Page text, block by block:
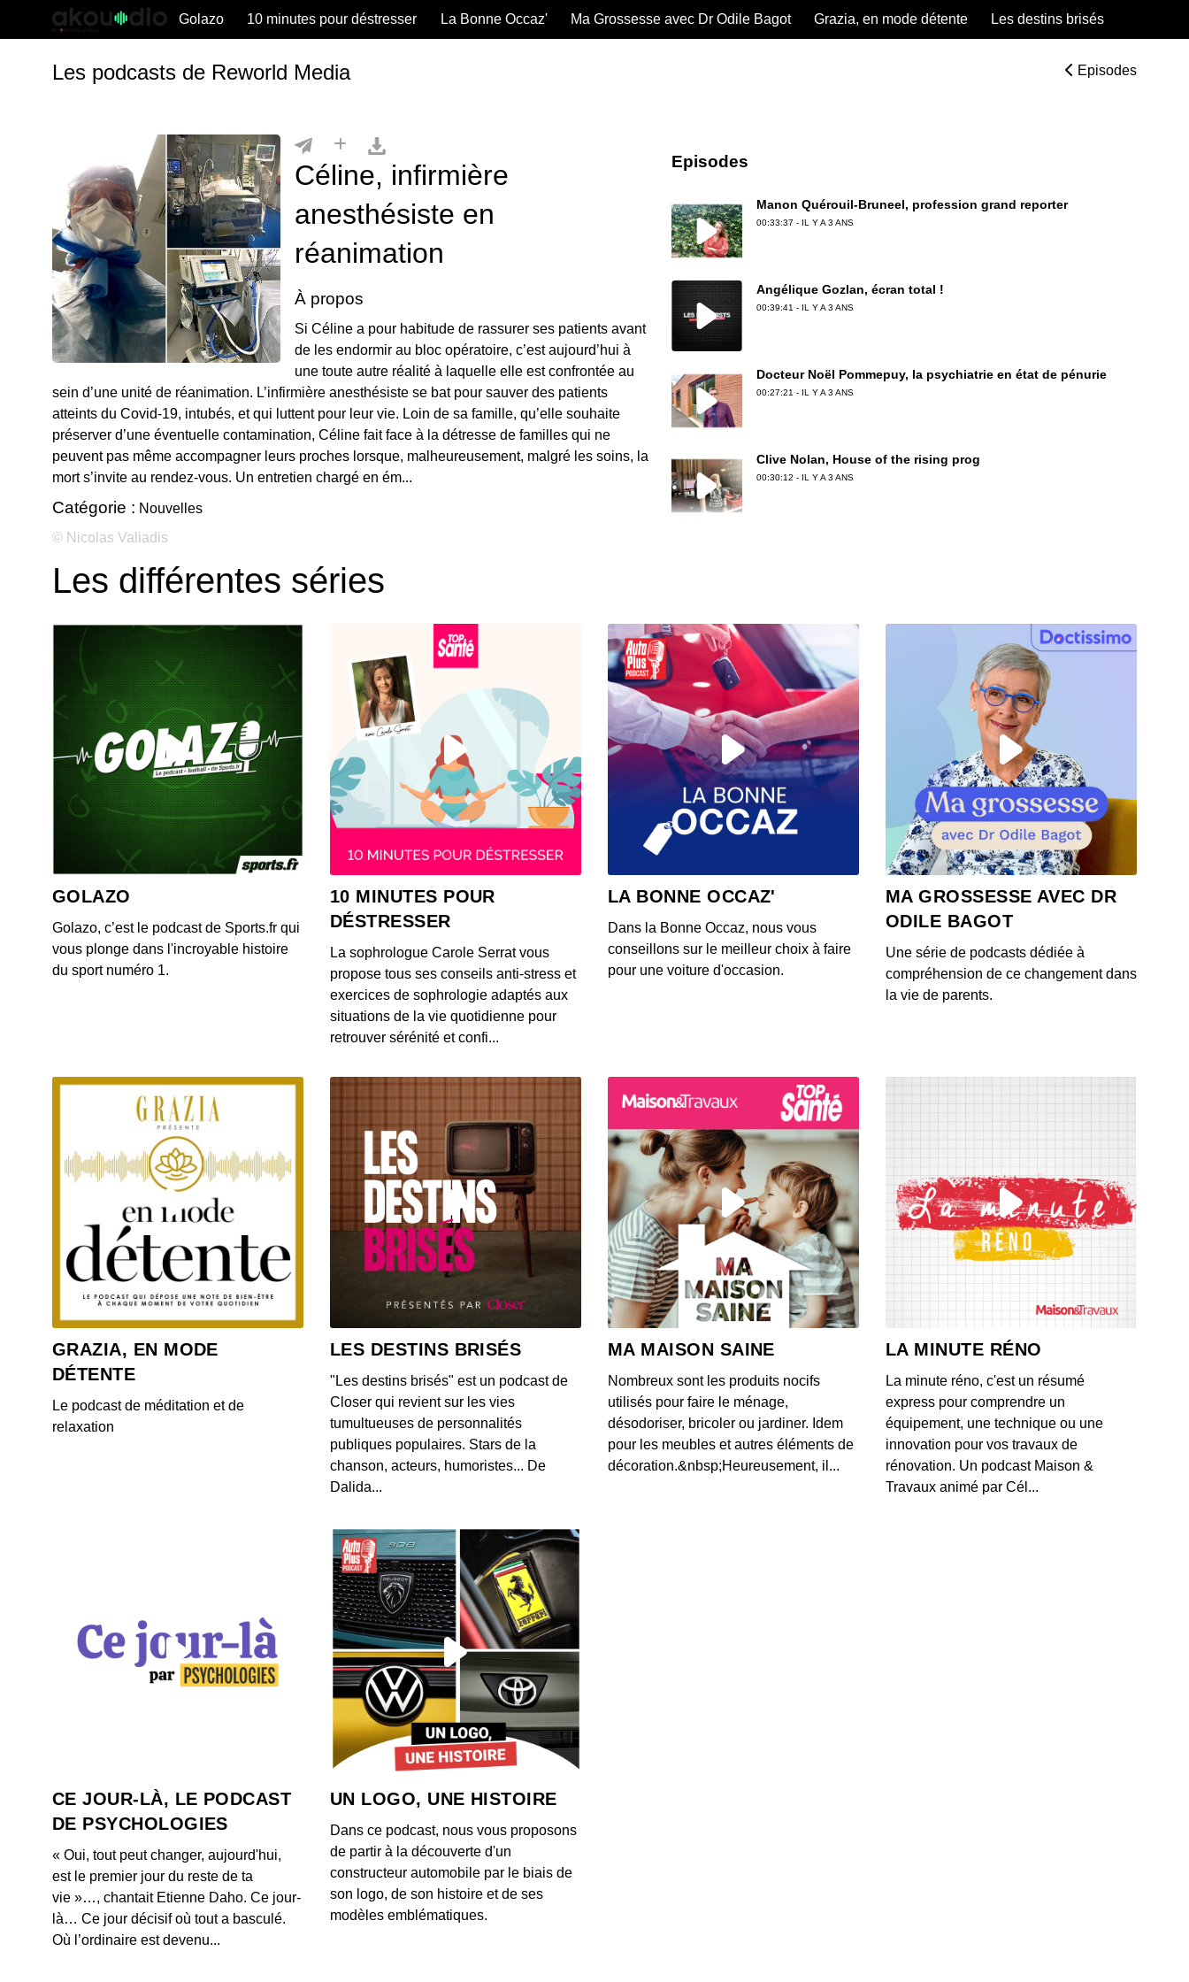
Golazo 10 minutes pour déstresser La Bonne Occaz' Ma Grossesse avec Dr Odile Bagot Grazia, en mode détente Les destins brisés
Les podcasts de Reworld Media Episodes
Céline, infirmière
anesthésiste en
réanimation
À propos
Si Céline a pour habitude de rassurer ses patients avant
de les endormir au bloc opératoire, c’est aujourd’hui à
une toute autre réalité à laquelle elle est confrontée au
sein d’une unité de réanimation. L’infirmière anesthésiste se bat pour sauver des patients
atteints du Covid-19, intubés, et qui luttent pour leur vie. Loin de sa famille, qu’elle souhaite
préserver d’une éventuelle contamination, Céline fait face à la détresse de familles qui ne
peuvent pas même accompagner leurs proches lorsque, malheureusement, malgré les soins, la
mort s’invite au rendez-vous. Un entretien chargé en ém...
Catégorie : Nouvelles
© Nicolas Valiadis
Episodes
Manon Quérouil-Bruneel, profession grand reporter
00:33:37 - IL Y A 3 ANS
Angélique Gozlan, écran total !
00:39:41 - IL Y A 3 ANS
Docteur Noël Pommepuy, la psychiatrie en état de pénurie
00:27:21 - IL Y A 3 ANS
Clive Nolan, House of the rising prog
00:30:12 - IL Y A 3 ANS
Jean-Pierre Birot, La Crim’ au crible
00:36:39 - IL Y A 3 ANS
Erwan Ledru, « Contraste » le palais du breton !
00:18:06 - IL Y A 3 ANS
Christian Prouteau, GIGN : engagé pour la vie !
00:44:26 - IL Y A 3 ANS
00:19:38 - IL Y A 3 ANS
Arthur Dénouveaux, vendredi 13
Gauthier Pirson, Monique Olivier mots à maux
Frédéric Lorimier, Virtus ose !
00:18:50 - IL Y A 3 ANS
Jean-Luc Ployé, la chambre des secrets de Monique Olivier
00:30:08 - IL Y A 3 ANS
00:19:32 - IL Y A 3 ANS
Alexandre Marchon sur un plateau !
Les différentes séries
GOLAZO
Golazo, c’est le podcast de Sports.fr qui
vous plonge dans l'incroyable histoire
du sport numéro 1.
10 MINUTES POUR
DÉSTRESSER
La sophrologue Carole Serrat vous
propose tous ses conseils anti-stress et
exercices de sophrologie adaptés aux
situations de la vie quotidienne pour
retrouver sérénité et confi...
LA BONNE OCCAZ'
Dans la Bonne Occaz, nous vous
conseillons sur le meilleur choix à faire
pour une voiture d'occasion.
MA GROSSESSE AVEC DR
ODILE BAGOT
Une série de podcasts dédiée à
compréhension de ce changement dans
la vie de parents.
GRAZIA, EN MODE
DÉTENTE
Le podcast de méditation et de
relaxation
LES DESTINS BRISÉS
"Les destins brisés" est un podcast de
Closer qui revient sur les vies
tumultueuses de personnalités
publiques populaires. Stars de la
chanson, acteurs, humoristes... De
Dalida...
MA MAISON SAINE
Nombreux sont les produits nocifs
utilisés pour faire le ménage,
désodoriser, bricoler ou jardiner. Idem
pour les meubles et autres éléments de
décoration.&nbsp;Heureusement, il...
LA MINUTE RÉNO
La minute réno, c'est un résumé
express pour comprendre un
équipement, une technique ou une
innovation pour vos travaux de
rénovation. Un podcast Maison &
Travaux animé par Cél...
CE JOUR-LÀ, LE PODCAST
DE PSYCHOLOGIES
« Oui, tout peut changer, aujourd'hui,
est le premier jour du reste de ta
vie »…, chantait Etienne Daho. Ce jour-
là… Ce jour décisif où tout a basculé.
Où l’ordinaire est devenu...
UN LOGO, UNE HISTOIRE
Dans ce podcast, nous vous proposons
de partir à la découverte d'un
constructeur automobile par le biais de
son logo, de son histoire et de ses
modèles emblématiques.